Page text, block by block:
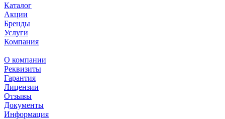
Каталог
Акции
Бренды
Услуги
Компания
О компании
Реквизиты
Гарантия
Лицензии
Отзывы
Документы
Информация